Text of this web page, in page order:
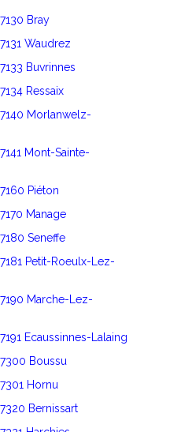
Bray
Waudrez
Buvrinnes
Ressaix
Morlanwelz-
Mont-Sainte-
Piéton
Manage
Seneffe
Petit-Roeulx-Lez-
Marche-Lez-
Ecaussinnes-Lalaing
Boussu
Hornu
Bernissart